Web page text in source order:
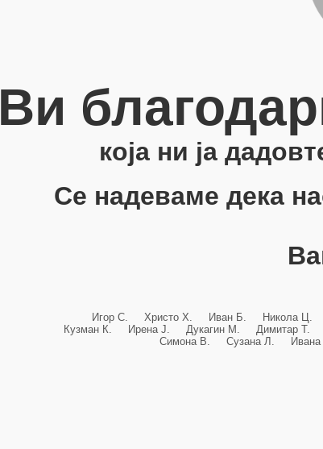
Ви
која ни ја
Се надеваме дека
Игор С. Христо Х. Иван Б. Никола Ц.
Кузман К. Ирена Ј. Дукагин М.
Симона В. Сузана Л.